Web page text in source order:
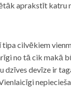
aprakstīt katru
tipa cilvēkiem
no tā cik makā
dzīves devīze ir